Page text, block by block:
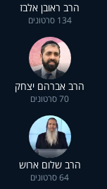
הרב ראובן אלבז
134 סרטונים
הרב אברהם יצחק
70 סרטונים
הרב שלום ארוש
64 סרטונים